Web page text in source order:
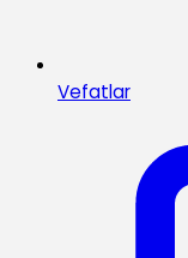
Vefatlar